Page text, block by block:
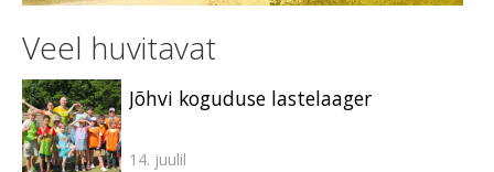
Veel huvitavat
Jõhvi koguduse lastelaager
14. juulil